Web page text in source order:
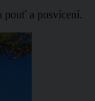
pouť a posvícení.